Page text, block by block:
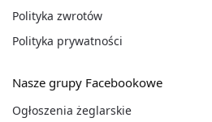
Polityka zwrotów
Polityka prywatności
Nasze grupy Facebookowe
Ogłoszenia żeglarskie